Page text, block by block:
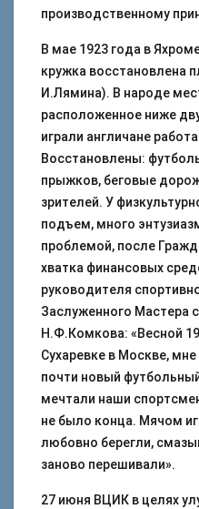
производственному
В мае 1923 года в
кружка восстановлена
И.Лямина). В народе
расположенное ниже
играли англичане
Восстановлены:
прыжков, беговые
зрителей. У
подъем, много
проблемой, после
хватка финансовых
руководителя
Заслуженного Мастера
Н.Ф.Комкова: «Весной
Сухаревке в Москве,
почти новый
мечтали наши
не было конца. Мячом
любовно берегли,
заново перешивали».
27 июня ВЦИК в целях